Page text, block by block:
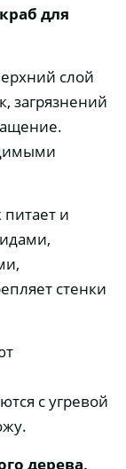
для
слой
загрязнений
питает и
стенки
с угревой
дерева,